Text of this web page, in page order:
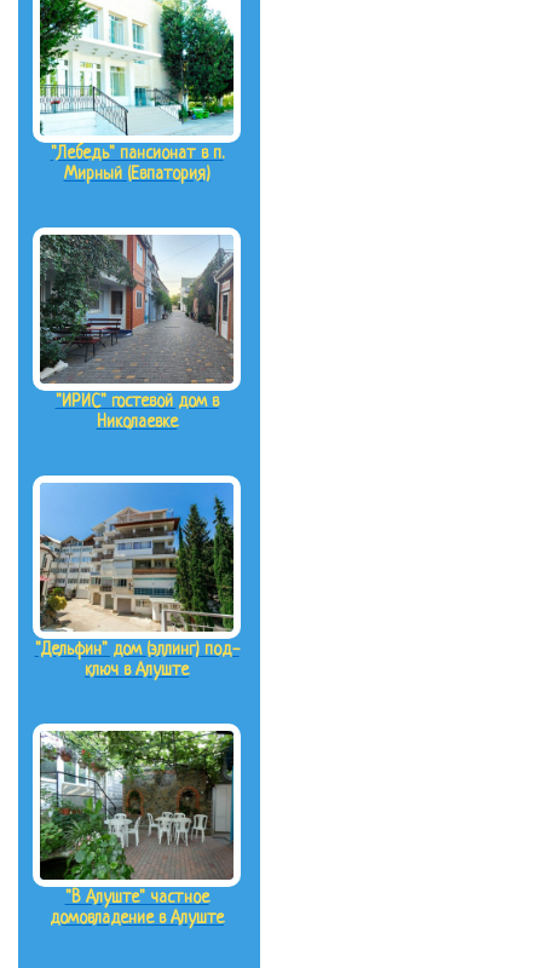
"Лебедь" пансионат в п.
Мирный (Евпатория)
"ИРИС" гостевой дом в
Николаевке
"Дельфин" дом (эллинг) под-
ключ в Алуште
"В Алуште" частное
домовладение в Алуште